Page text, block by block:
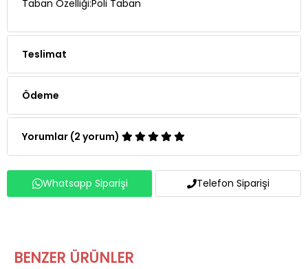
Taban Özelliği:Poli Taban
Teslimat
Ödeme
Yorumlar (2 yorum)
Whatsapp Siparişi Telefon Siparişi
BENZER ÜRÜNLER